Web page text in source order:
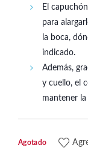
El
para
la boca,
indicado.
Además,
y cuello, el
mantener
Agotado